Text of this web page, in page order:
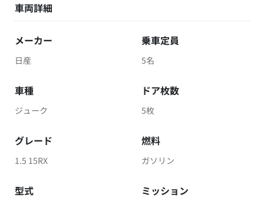
車両詳細
メーカー
日産
乗車定員
5名
車種
ジューク
ドア枚数
5枚
グレード
1.5 15RX
燃料
ガソリン
型式 ミッション